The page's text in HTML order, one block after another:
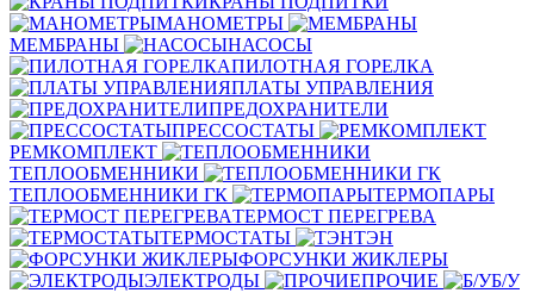
МАНОМЕТРЫ
МЕМБРАНЫ
НАСОСЫ
ПИЛОТНАЯ ГОРЕЛКА
ПЛАТЫ УПРАВЛЕНИЯ
ПРЕДОХРАНИТЕЛИ
ПРЕССОСТАТЫ
РЕМКОМПЛЕКТ
ТЕПЛООБМЕННИКИ
ТЕПЛООБМЕННИКИ ГК
ТЕРМОПАРЫ
ТЕРМОСТ ПЕРЕГРЕВА
ТЕРМОСТАТЫ
ТЭН
ФОРСУНКИ ЖИКЛЕРЫ
ЭЛЕКТРОДЫ
ПРОЧИЕ
Б/У